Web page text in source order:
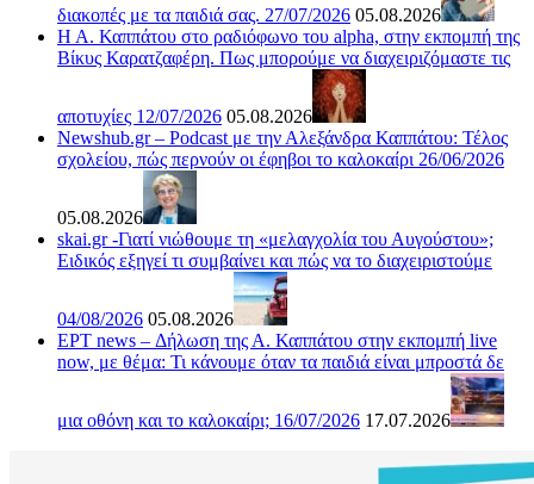
διακοπές με τα παιδιά σας. 27/07/2026 05.08.2026
Η Α. Καππάτου στο ραδιόφωνο του alpha, στην εκπομπή της
Βίκυς Καρατζαφέρη. Πως μπορούμε να διαχειριζόμαστε τις
αποτυχίες 12/07/2026 05.08.2026
Newshub.gr – Podcast με την Αλεξάνδρα Καππάτου: Τέλος
σχολείου, πώς περνούν οι έφηβοι το καλοκαίρι 26/06/2026
05.08.2026
skai.gr -Γιατί νιώθουμε τη «μελαγχολία του Αυγούστου»;
Ειδικός εξηγεί τι συμβαίνει και πώς να το διαχειριστούμε
04/08/2026 05.08.2026
ΕΡΤ news – Δήλωση της Α. Καππάτου στην εκπομπή live
now, με θέμα: Τι κάνουμε όταν τα παιδιά είναι μπροστά δε
μια οθόνη και το καλοκαίρι; 16/07/2026 17.07.2026